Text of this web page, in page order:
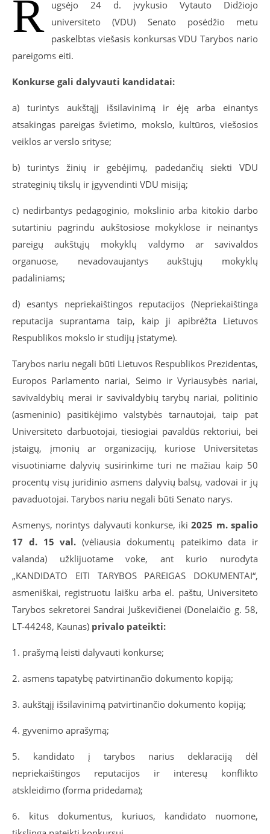
R
ugsėjo 24 d. įvykusio Vytauto Didžiojo
universiteto (VDU) Senato posėdžio metu
paskelbtas viešasis konkursas VDU Tarybos nario
pareigoms eiti.
Konkurse gali dalyvauti kandidatai:
a) turintys aukštąjį išsilavinimą ir ėję arba einantys
atsakingas pareigas švietimo, mokslo, kultūros, viešosios
veiklos ar verslo srityse;
b) turintys žinių ir gebėjimų, padedančių siekti VDU
strateginių tikslų ir įgyvendinti VDU misiją;
c) nedirbantys pedagoginio, mokslinio arba kitokio darbo
sutartiniu pagrindu aukštosiose mokyklose ir neinantys
pareigų aukštųjų mokyklų valdymo ar savivaldos
organuose, nevadovaujantys aukštųjų mokyklų
padaliniams;
d) esantys nepriekaištingos reputacijos (Nepriekaištinga
reputacija suprantama taip, kaip ji apibrėžta Lietuvos
Respublikos mokslo ir studijų įstatyme).
Tarybos nariu negali būti Lietuvos Respublikos Prezidentas,
Europos Parlamento nariai, Seimo ir Vyriausybės nariai,
savivaldybių merai ir savivaldybių tarybų nariai, politinio
(asmeninio) pasitikėjimo valstybės tarnautojai, taip pat
Universiteto darbuotojai, tiesiogiai pavaldūs rektoriui, bei
įstaigų, įmonių ar organizacijų, kuriose Universitetas
visuotiniame dalyvių susirinkime turi ne mažiau kaip 50
procentų visų juridinio asmens dalyvių balsų, vadovai ir jų
pavaduotojai. Tarybos nariu negali būti Senato narys.
Asmenys, norintys dalyvauti konkurse, iki2025 m. spalio
17 d. 15 val. (vėliausia dokumentų pateikimo data ir
valanda) užklijuotame voke, ant kurio nurodyta
„KANDIDATO EITI TARYBOS PAREIGAS DOKUMENTAI“,
asmeniškai, registruotu laišku arba el. paštu, Universiteto
Tarybos sekretorei Sandrai Juškevičienei (Donelaičio g. 58,
LT-44248, Kaunas) privalo pateikti:
1. prašymą leisti dalyvauti konkurse;
2. asmens tapatybę patvirtinančio dokumento kopiją;
3. aukštąjį išsilavinimą patvirtinančio dokumento kopiją;
4. gyvenimo aprašymą;
5. kandidato į tarybos narius deklaraciją dėl
nepriekaištingos reputacijos ir interesų konflikto
atskleidimo (forma pridedama);
6. kitus dokumentus, kuriuos, kandidato nuomone,